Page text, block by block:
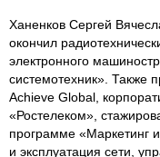
Ханенков Сергей
окончил
электронного
системотехник». Также
Achieve Global,
«Ростелеком»,
программе «Маркетинг
и эксплуатация сети,